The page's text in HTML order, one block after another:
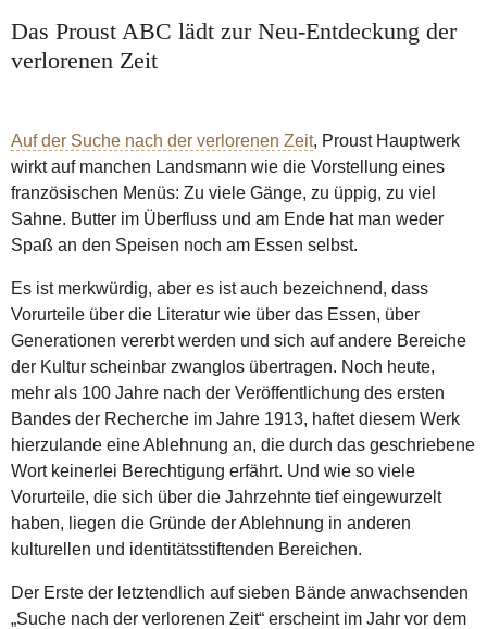
Das Proust ABC lädt zur Neu-Entdeckung der
verlorenen Zeit
Auf der Suche nach der verlorenen Zeit, Proust Hauptwerk
wirkt auf manchen Landsmann wie die Vorstellung eines
französischen Menüs: Zu viele Gänge, zu üppig, zu viel
Sahne. Butter im Überfluss und am Ende hat man weder
Spaß an den Speisen noch am Essen selbst.
Es ist merkwürdig, aber es ist auch bezeichnend, dass
Vorurteile über die Literatur wie über das Essen, über
Generationen vererbt werden und sich auf andere Bereiche
der Kultur scheinbar zwanglos übertragen. Noch heute,
mehr als 100 Jahre nach der Veröffentlichung des ersten
Bandes der Recherche im Jahre 1913, haftet diesem Werk
hierzulande eine Ablehnung an, die durch das geschriebene
Wort keinerlei Berechtigung erfährt. Und wie so viele
Vorurteile, die sich über die Jahrzehnte tief eingewurzelt
haben, liegen die Gründe der Ablehnung in anderen
kulturellen und identitätsstiftenden Bereichen.
Der Erste der letztendlich auf sieben Bände anwachsenden
„Suche nach der verlorenen Zeit“ erscheint im Jahr vor dem